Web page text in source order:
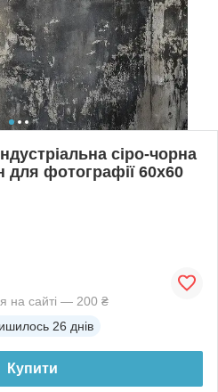
сіро-чорна
для фотографії 60x60
на сайті — 200 ₴
26 днів
Купити